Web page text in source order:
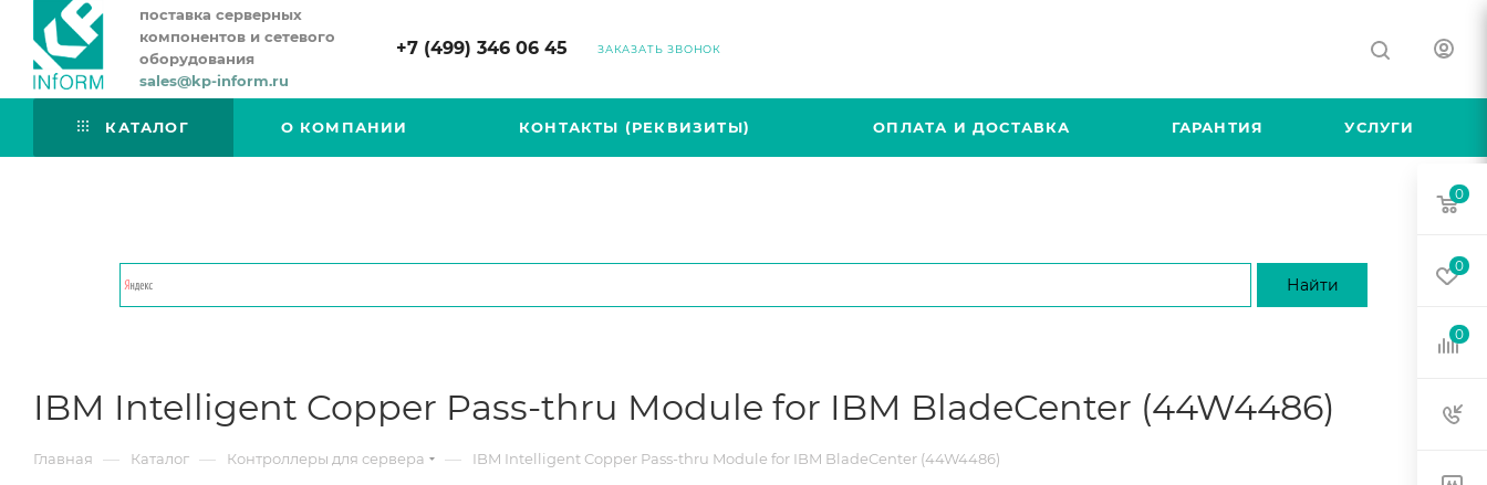
поставка серверных
компонентов и сетевого
оборудования
sales@kp-inform.ru
+7 (499) 346 06 45 ЗАКАЗАТЬ ЗВОНОК
КАТАЛОГ О КОМПАНИИ КОНТАКТЫ (РЕКВИЗИТЫ) ОПЛАТА И ДОСТАВКА ГАРАНТИЯ УСЛУГИ
IBM Intelligent Copper Pass-thru Module for IBM BladeCenter (44W4486)
Главная — Каталог — Контроллеры для сервера — IBM Intelligent Copper Pass-thru Module for IBM BladeCenter (44W4486)
0
0
0